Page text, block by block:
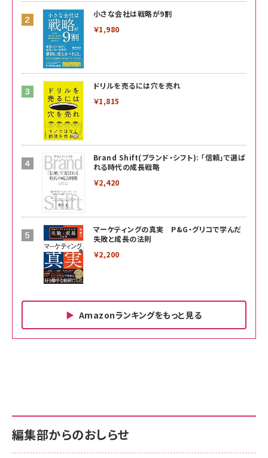
小さな会社は戦略が9割
￥1,980
ドリルを売るには穴を売れ
￥1,815
Brand Shift(ブランド・シフト): 「信頼」で選ば
れる時代の成長戦略
￥2,420
マーケティングの真実 P&G・グリコで学んだ
失敗と成長の法則
￥2,200
Amazonランキングをもっと見る
￥880
anan(アンアン)2026/06/24号 No.2500増刊
スペシャルエディション[王道エンタメの矜持／
サポート正規品 メーカー保証5年 KLMEA128G
NIMASO ガラスフィルム iPhone 17 用 保護フィ
サポート正規品 メーカー保証5年 KLMEA128G
Amazon eギフトカード - Amazonロゴ - クラ
編集部からのおしらせ